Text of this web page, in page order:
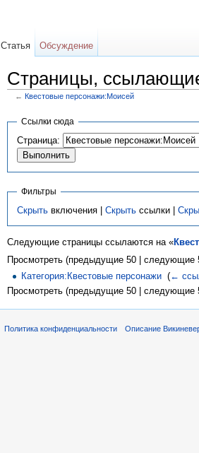
Страницы,
← Квестовые персонажи:Моисей
Ссылки сюда
Страница:
Фильтры
Скрытьвключения | Скрытьссылки |
Следующие страницы ссылаются на «
Просмотреть (предыдущие 50 | следующие
Категория:Квестовые персонажи ‎(←
Просмотреть (предыдущие 50 | следующие
Статья Обсуждение
Политика конфиденциальности Описание